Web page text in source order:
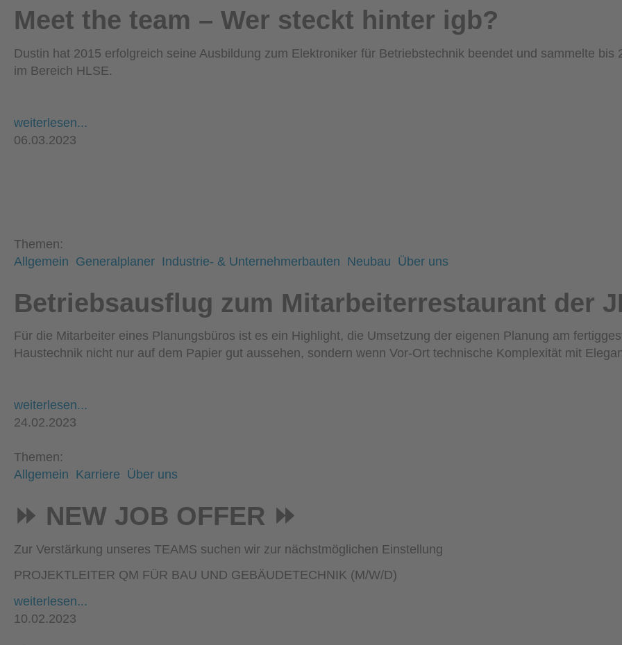
Meet the team – Wer steckt hinter igb?
Dustin hat 2015 erfolgreich seine Ausbildung zum Elektroniker für Betriebstechnik beendet und sammelte
im Bereich HLSE.
weiterlesen...
06.03.2023
Themen:
Allgemein Generalplaner Industrie- & Unternehmerbauten Neubau Über uns
Betriebsausflug zum Mitarbeiterrestaurant der
Für die Mitarbeiter eines Planungsbüros ist es ein Highlight, die Umsetzung der eigenen Planung am
Haustechnik nicht nur auf dem Papier gut aussehen, sondern wenn Vor-Ort technische Komplexität mit
weiterlesen...
24.02.2023
Themen:
Allgemein Karriere Über uns
⏩ NEW JOB OFFER ⏩
Zur Verstärkung unseres TEAMS suchen wir zur nächstmöglichen Einstellung
PROJEKTLEITER QM FÜR BAU UND GEBÄUDETECHNIK (M/W/D)
weiterlesen...
10.02.2023